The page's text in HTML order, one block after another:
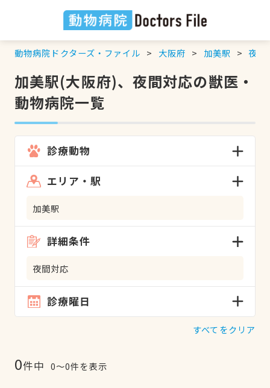
動物病院ドクターズ・ファイル 大阪府 加美駅 夜間
加美駅(大阪府)、夜間対応の獣医・
動物病院一覧
診療動物
エリア・駅
加美駅
詳細条件
夜間対応
診療曜日
すべてをクリア
0件中 0〜0件を表示